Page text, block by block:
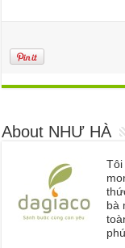
About NHƯ HÀ
Tôi
bà